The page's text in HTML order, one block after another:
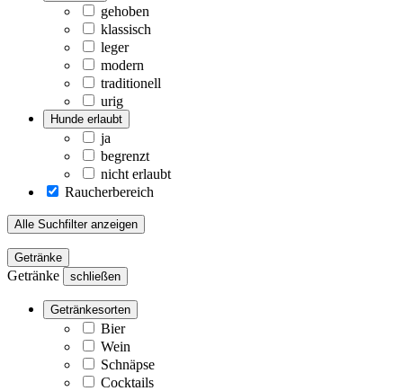
gehoben
klassisch
leger
modern
traditionell
urig
Hunde erlaubt
ja
begrenzt
nicht erlaubt
Raucherbereich
Alle Suchfilter anzeigen
Getränke
Getränke schließen
Getränkesorten
Bier
Wein
Schnäpse
Cocktails